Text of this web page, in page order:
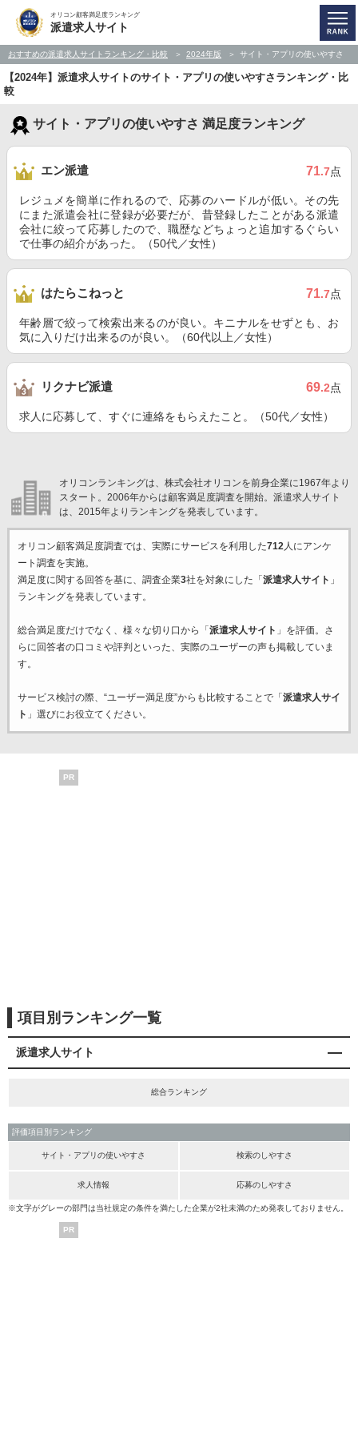
オリコン顧客満足度ランキング
派遣求人サイト
おすすめの派遣求人サイトランキング・比較 2024年版 サイト・アプリの使いやすさ
【2024年】派遣求人サイトのサイト・アプリの使いやすさランキング・比
較
サイト・アプリの使いやすさ 満足度ランキング
エン派遣 71.7点
レジュメを簡単に作れるので、応募のハードルが低い。その先
にまた派遣会社に登録が必要だが、昔登録したことがある派遣
会社に絞って応募したので、職歴などちょっと追加するぐらい
で仕事の紹介があった。（50代／女性）
はたらこねっと 71.7点
年齢層で絞って検索出来るのが良い。キニナルをせずとも、お
気に入りだけ出来るのが良い。（60代以上／女性）
リクナビ派遣 69.2点
求人に応募して、すぐに連絡をもらえたこと。（50代／女性）
オリコンランキングは、株式会社オリコンを前身企業に1967年より
スタート。2006年からは顧客満足度調査を開始。派遣求人サイト
は、2015年よりランキングを発表しています。
オリコン顧客満足度調査では、実際にサービスを利用した712人にアンケ
ート調査を実施。
満足度に関する回答を基に、調査企業3社を対象にした「 派遣求人サイト 」
ランキングを発表しています。
総合満足度だけでなく、様々な切り口から「 派遣求人サイト 」を評価。さ
らに回答者の口コミや評判といった、実際のユーザーの声も掲載していま
す。
サービス検討の際、“ユーザー満足度”からも比較することで「 派遣求人サイ
ト 」選びにお役立てください。
PR
項目別ランキング一覧
派遣求人サイト
総合ランキング
評価項目別ランキング
サイト・アプリの使いやすさ 検索のしやすさ
求人情報 応募のしやすさ
※文字がグレーの部門は当社規定の条件を満たした企業が2社未満のため発表しておりません。
PR